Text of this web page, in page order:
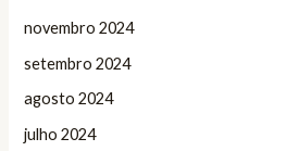
novembro 2024
setembro 2024
agosto 2024
julho 2024